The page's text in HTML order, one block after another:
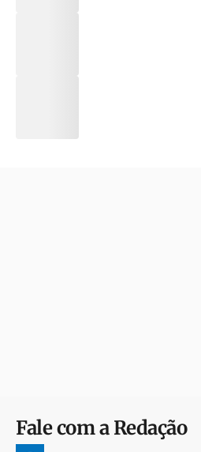
Fale com a Redação